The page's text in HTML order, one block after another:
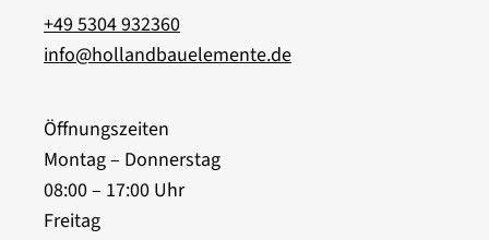
+49 5304 932360
info@hollandbauelemente.de
Öffnungszeiten
Montag – Donnerstag
08:00 – 17:00 Uhr
Freitag